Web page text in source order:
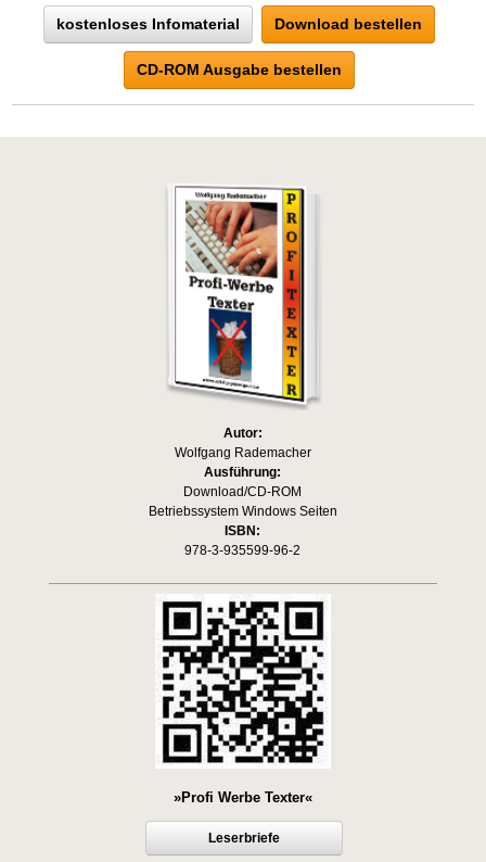
kostenloses Infomaterial Download bestellen
CD-ROM Ausgabe bestellen
Autor:
Wolfgang Rademacher
Ausführung:
Download/CD-ROM
Betriebssystem Windows Seiten
ISBN:
978-3-935599-96-2
»Profi Werbe Texter«
Leserbriefe